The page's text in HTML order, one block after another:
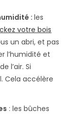
:les
votre bois
un abri, et pas
l’humidité et
l’air. Si
Cela accélère
: les bûches